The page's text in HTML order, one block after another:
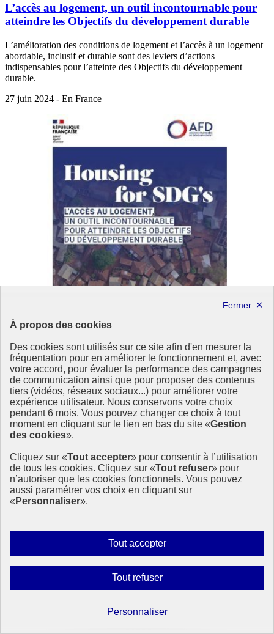
À propos des cookies
Des cookies sont utilisés sur ce site afin d'en mesurer la
fréquentation pour en améliorer le fonctionnement et, avec
votre accord, pour évaluer la performance des campagnes
de communication ainsi que pour proposer des contenus
tiers (vidéos, réseaux sociaux...) pour améliorer votre
expérience utilisateur. Nous conservons votre choix
pendant 6 mois. Vous pouvez changer ce choix à tout
moment en cliquant sur le lien en bas du site «Gestion
des cookies».
Cliquez sur «Tout accepter» pour consentir à l’utilisation
de tous les cookies. Cliquez sur «Tout refuser» pour
n’autoriser que les cookies fonctionnels. Vous pouvez
aussi paramétrer vos choix en cliquant sur
« Personnaliser».
Tout accepterAutoriser
tous
Tout refuserInterdire
tous
PersonnaliserParamétrer
les
L’accès au logement, un outil incontournable pour
atteindre les Objectifs du développement durable
L’amélioration des conditions de logement et l’accès à un logement
abordable, inclusif et durable sont des leviers d’actions
indispensables pour l’atteinte des Objectifs du développement
durable.
27 juin 2024 - En France
Étincelles, une campagne internationale pour
promouvoir le sport au féminin
Cette année, la France est fière d’accueillir les premiers Jeux
occasion, ONU Femmes France souhaite mettre en lumière les
enjeux liés au genre dans le monde du sport afin qu’il soit plus
inclusif et égalitaire.
27 juin 2024 - En France